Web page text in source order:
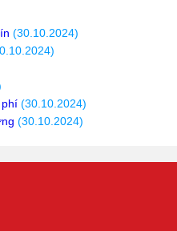
(30.10.2024)
(30.10.2024)
(30.10.2024)